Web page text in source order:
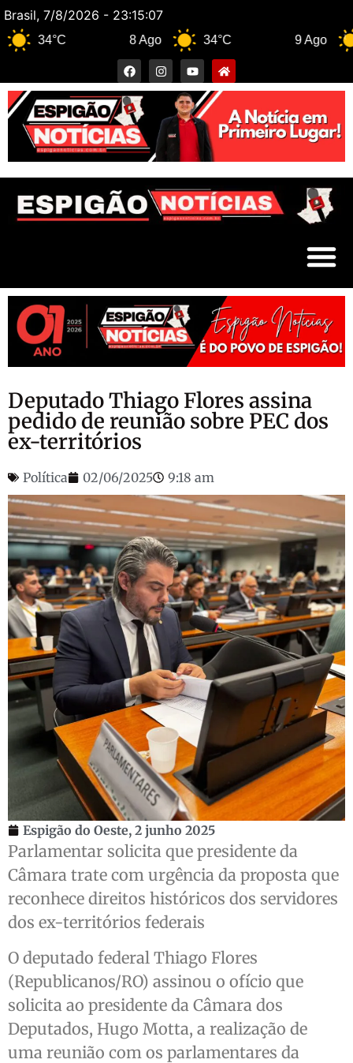
Brasil, 7/8/2026 - 23:15:08
34°C
Deputado Thiago Flores assina
pedido de reunião sobre PEC dos
ex-territórios
Política 02/06/2025 9:18 am
Espigão do Oeste, 2 junho 2025
Parlamentar solicita que presidente da
Câmara trate com urgência da proposta que
reconhece direitos históricos dos servidores
dos ex-territórios federais
O deputado federal Thiago Flores
(Republicanos/RO) assinou o ofício que
solicita ao presidente da Câmara dos
Deputados, Hugo Motta, a realização de
uma reunião com os parlamentares da